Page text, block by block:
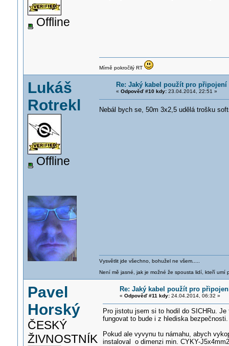
Offline
Mírně pokročilý RT
Lukáš
Rotrekl
Offline
Re: Jaký kabel použít pro
« Odpověď #10 kdy:23.04.2014, 22:51 »
Nebál bych se, 50m 3x2,5 udělá trošku
Vysvětlit jde všechno, bohužel ne všem.....
Není mě jasné, jak je možné že spousta lidí, kteří umí
Pavel
Horský
ČESKÝ
ŽIVNOSTNÍK
Re: Jaký kabel použít pro
« Odpověď #11 kdy:24.04.2014, 06:32 »
Pro jistotu jsem si to hodil do SICHRu.
fungovat to bude i z hlediska
Pokud ale vyvynu tu námahu, abych
instaloval o dimenzi min. CYKY-